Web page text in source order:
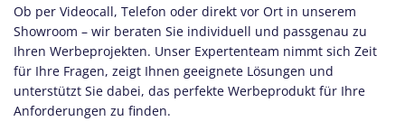
Ob per Videocall, Telefon oder direkt vor Ort in unserem
Showroom – wir beraten Sie individuell und passgenau zu
Ihren Werbeprojekten. Unser Expertenteam nimmt sich Zeit
für Ihre Fragen, zeigt Ihnen geeignete Lösungen und
unterstützt Sie dabei, das perfekte Werbeprodukt für Ihre
Anforderungen zu finden.